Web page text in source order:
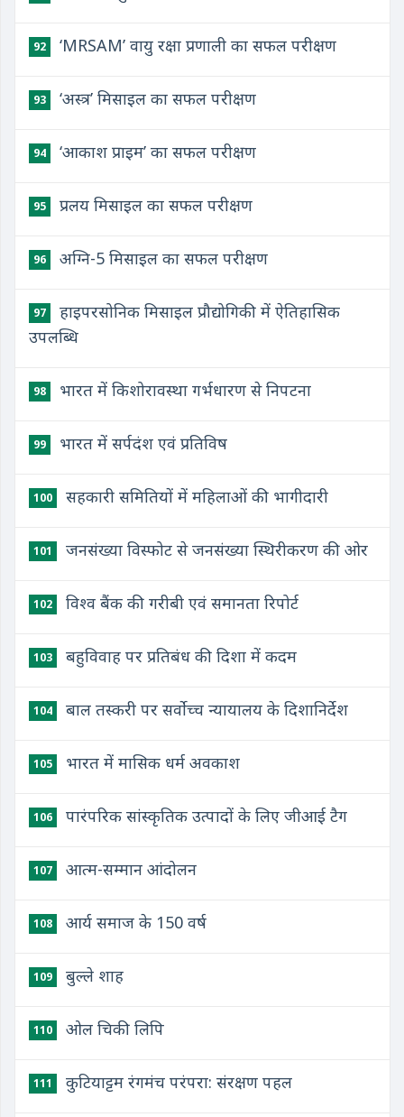
92 ‘MRSAM’ वायु रक्षा प्रणाली का सफल परीक्षण
93 ‘अस्त्र’ मिसाइल का सफल परीक्षण
94 ‘आकाश प्राइम’ का सफल परीक्षण
95 प्रलय मिसाइल का सफल परीक्षण
96 अग्नि-5 मिसाइल का सफल परीक्षण
97
हाइपरसोनिक मिसाइल प्रौद्योगिकी में ऐतिहासिक
उपलब्धि
98 भारत में किशोरावस्था गर्भधारण से निपटना
99 भारत में सर्पदंश एवं प्रतिविष
100 सहकारी समितियों में महिलाओं की भागीदारी
101 जनसंख्या विस्फोट से जनसंख्या स्थिरीकरण की ओर
102 विश्व बैंक की गरीबी एवं समानता रिपोर्ट
103 बहुविवाह पर प्रतिबंध की दिशा में कदम
104 बाल तस्करी पर सर्वोच्च न्यायालय के दिशानिर्देश
105 भारत में मासिक धर्म अवकाश
106 पारंपरिक सांस्कृतिक उत्पादों के लिए जीआई टैग
107 आत्म-सम्मान आंदोलन
108 आर्य समाज के 150 वर्ष
109 बुल्ले शाह
110 ओल चिकी लिपि
111 कुटियाट्टम रंगमंच परंपरा: संरक्षण पहल